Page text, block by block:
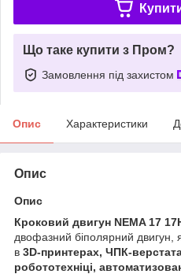
Що таке купити з Пром?
Замовлення під захистом
Опис Характеристики
Опис
Опис
Кроковий двигун NEMA 17
двофазний біполярний двигун,
в 3D-принтерах, ЧПК-
робототехніці,